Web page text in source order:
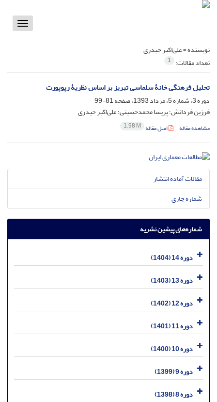
Toggle
نویسنده =علی‌اکبر حیدری
تعداد مقالات: 1
تحلیل فرهنگی خانۀ سلماسی تبریز بر اساس نظریۀ رپوپورت
دوره 3، شماره 5، مرداد 1393، صفحه
81-99
فرزین فردانش؛ پریسا محمدحسینی؛ علی‌اکبر حیدری
مشاهده مقاله اصل مقاله 1.98 M
مقالات آماده انتشار
شماره جاری
شماره‌های پیشین نشریه
دوره 14 (1404)
دوره 13 (1403)
دوره 12 (1402)
دوره 11 (1401)
دوره 10 (1400)
دوره 9 (1399)
دوره 8 (1398)